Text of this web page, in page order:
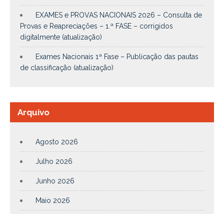
EXAMES e PROVAS NACIONAIS 2026 – Consulta de
Provas e Reapreciações – 1.ª FASE – corrigidos
digitalmente (atualização)
Exames Nacionais 1ª Fase – Publicação das pautas
de classificação (atualização)
Arquivo
Agosto 2026
Julho 2026
Junho 2026
Maio 2026